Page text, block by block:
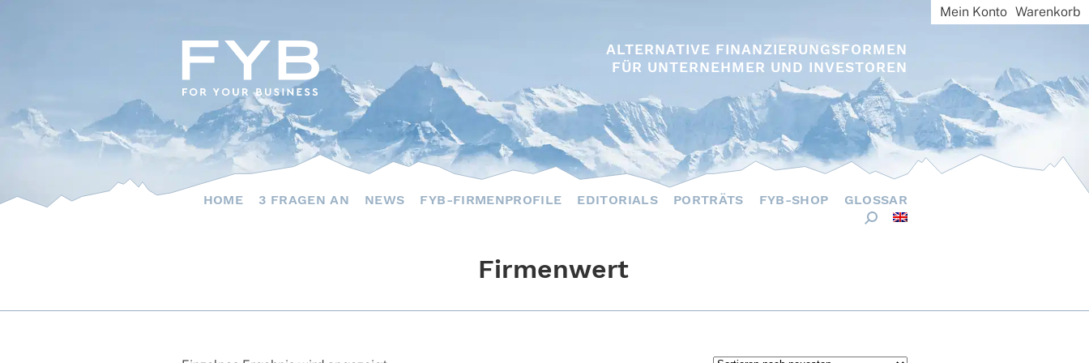
ALTERNATIVE FINANZIERUNGSFORMEN
FÜR UNTERNEHMER UND INVESTOREN
Mein Konto Warenkorb
HOME 3 FRAGEN AN NEWS FYB-FIRMENPROFILE EDITORIALS PORTRÄTS FYB-SHOP GLOSSAR
Firmenwert